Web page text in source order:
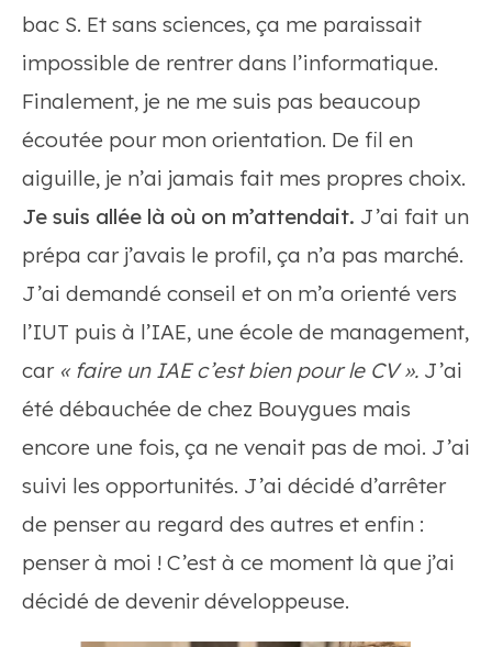
bac S. Et sans sciences, ça me paraissait
impossible de rentrer dans l’informatique.
Finalement, je ne me suis pas beaucoup
écoutée pour mon orientation. De fil en
aiguille, je n’ai jamais fait mes propres choix.
Je suis allée là où on m’attendait. J’ai fait un
prépa car j’avais le profil, ça n’a pas marché.
J’ai demandé conseil et on m’a orienté vers
l’IUT puis à l’IAE, une école de management,
car « faire un IAE c’est bien pour le CV ». J’ai
été débauchée de chez Bouygues mais
encore une fois, ça ne venait pas de moi. J’ai
suivi les opportunités. J’ai décidé d’arrêter
de penser au regard des autres et enfin :
penser à moi ! C’est à ce moment là que j’ai
décidé de devenir développeuse.